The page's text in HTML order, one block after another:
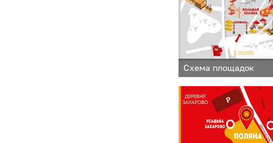
Схема площадок